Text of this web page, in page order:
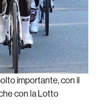
importante, con il
con la Lotto